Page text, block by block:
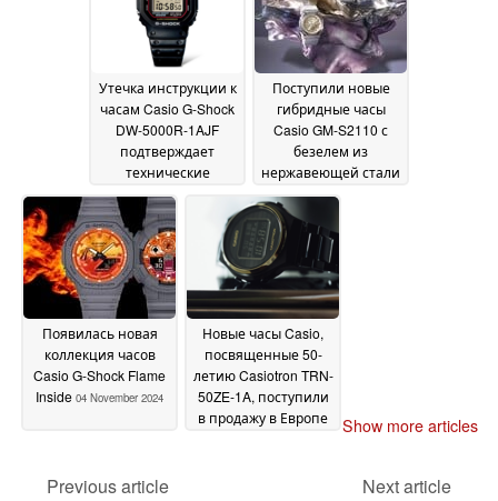
2024
Утечка инструкции к
часам Casio G-Shock
DW-5000R-1AJF
подтверждает
технические
характеристики
November 2024
Поступили новые
гибридные часы
Casio GM-S2110 с
безелем из
нержавеющей стали
06 November 2024
Появилась новая
коллекция часов
Casio G-Shock Flame
Inside 04 November 2024
Новые часы Casio,
посвященные 50-
летию Casiotron TRN-
50ZE-1A, поступили
в продажу в Европе
Show more articles
Previous article
Next article